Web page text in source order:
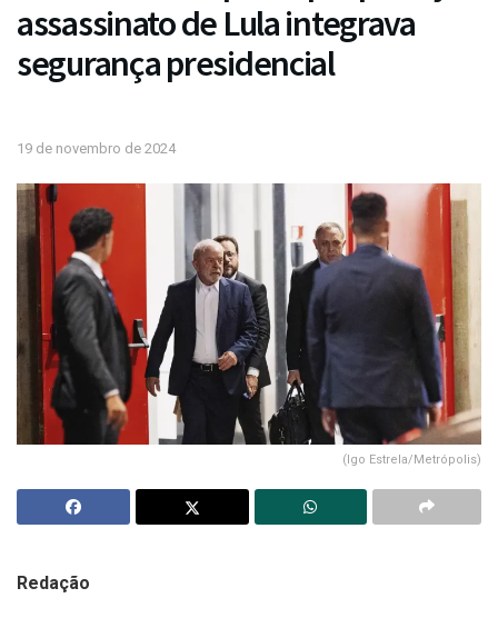
assassinato de Lula integrava
segurança presidencial
19 de novembro de 2024
(Igo Estrela/Metrópolis)
Redação